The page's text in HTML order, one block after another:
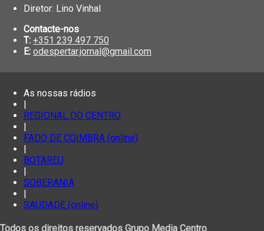
Diretor: Lino Vinhal
Contacte-nos
T: +351 239 497 750
E: odespertar.jornal@gmail.com
As nossas rádios
|
REGIONAL DO CENTRO
|
FADO DE COIMBRA (online)
|
BOTAREU
|
SOBERANIA
|
SAUDADE (online)
Todos os direitos reservados Grupo Media Centro